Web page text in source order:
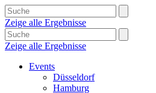
Zeige alle Ergebnisse
Zeige alle Ergebnisse
Events
Düsseldorf
Hamburg